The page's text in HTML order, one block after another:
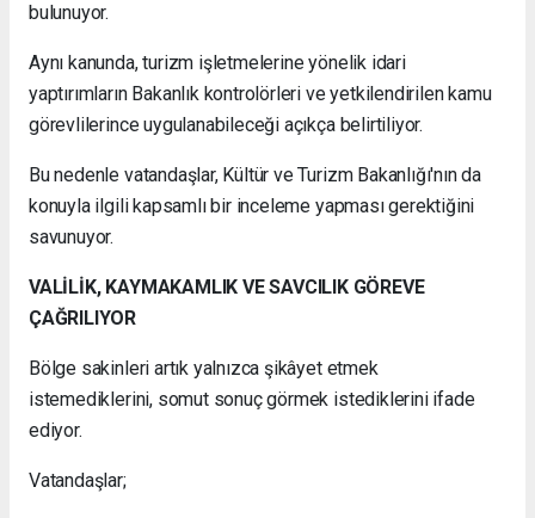
bulunuyor.
Aynı kanunda, turizm işletmelerine yönelik idari
yaptırımların Bakanlık kontrolörleri ve yetkilendirilen kamu
görevlilerince uygulanabileceği açıkça belirtiliyor.
Bu nedenle vatandaşlar, Kültür ve Turizm Bakanlığı'nın da
konuyla ilgili kapsamlı bir inceleme yapması gerektiğini
savunuyor.
VALİLİK, KAYMAKAMLIK VE SAVCILIK GÖREVE
ÇAĞRILIYOR
Bölge sakinleri artık yalnızca şikâyet etmek
istemediklerini, somut sonuç görmek istediklerini ifade
ediyor.
Vatandaşlar;